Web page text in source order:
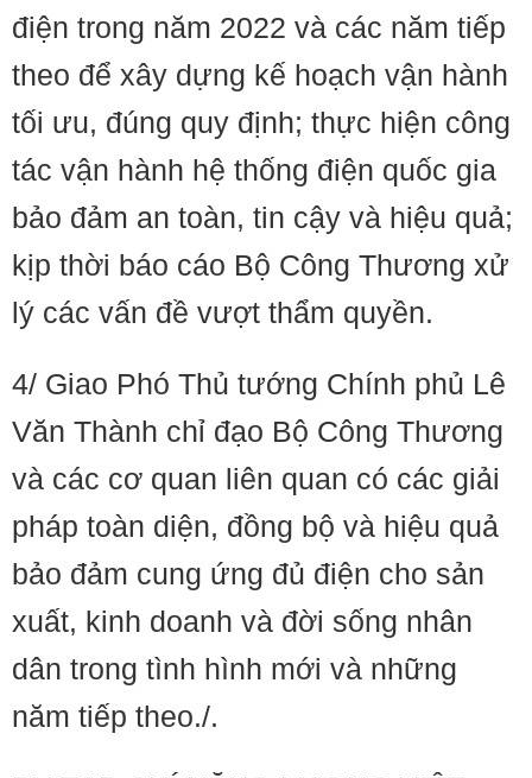
điện trong năm 2022 và các năm tiếp
theo để xây dựng kế hoạch vận hành
tối ưu, đúng quy định; thực hiện công
tác vận hành hệ thống điện quốc gia
bảo đảm an toàn, tin cậy và hiệu quả;
kịp thời báo cáo Bộ Công Thương xử
lý các vấn đề vượt thẩm quyền.
4/ Giao Phó Thủ tướng Chính phủ Lê
Văn Thành chỉ đạo Bộ Công Thương
và các cơ quan liên quan có các giải
pháp toàn diện, đồng bộ và hiệu quả
bảo đảm cung ứng đủ điện cho sản
xuất, kinh doanh và đời sống nhân
dân trong tình hình mới và những
năm tiếp theo./.